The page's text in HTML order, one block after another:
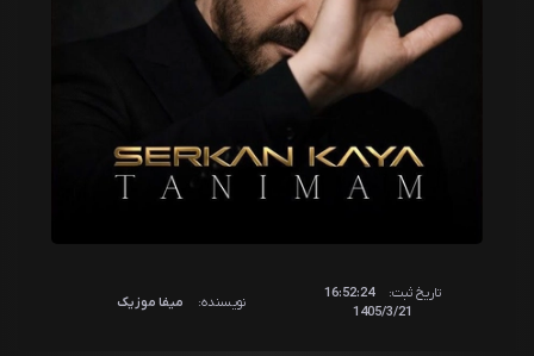
تاریخ ثبت:
16:52:24
1405/3/21
نویسنده: میفا موزیک